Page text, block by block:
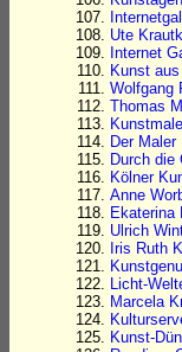
Ute
Internet
Kunst
Wolfgang
Thomas
Der
Durch die
Kölner
Anne
Ekaterina
Ulrich
Iris Ruth
Licht-
Marcela
Kunst-